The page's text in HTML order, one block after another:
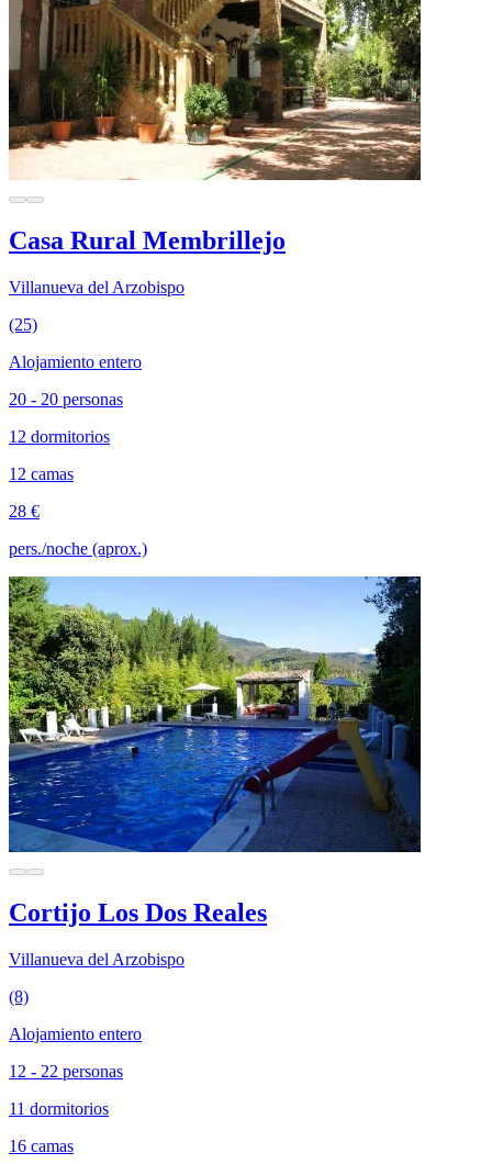
Casa Rural Membrillejo
Villanueva del Arzobispo
(25)
Alojamiento entero
20 - 20 personas
12 dormitorios
12 camas
28 €
pers./noche (aprox.)
Cortijo Los Dos Reales
Villanueva del Arzobispo
(8)
Alojamiento entero
12 - 22 personas
11 dormitorios
16 camas